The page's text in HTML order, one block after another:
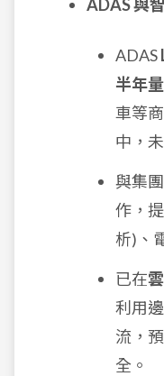
ADAS 與
ADAS
半年
車等
中，
與集
作，
析)、
已在
利用
流，
全。